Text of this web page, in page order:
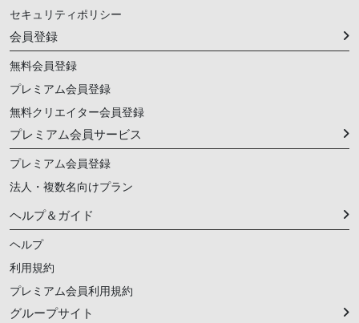
セキュリティポリシー
会員登録
無料会員登録
プレミアム会員登録
無料クリエイター会員登録
プレミアム会員サービス
プレミアム会員登録
法人・複数名向けプラン
ヘルプ＆ガイド
ヘルプ
利用規約
プレミアム会員利用規約
グループサイト